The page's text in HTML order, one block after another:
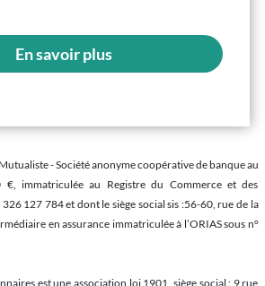
En savoir plus
- Société anonyme coopérative de banque au
€, immatriculée au Registre du Commerce et des
326 127 784 et dont le siège social sis :56-60, rue de la
en assurance immatriculée à l’ORIAS sous n°
est une association loi 1901, siège social : 9 rue